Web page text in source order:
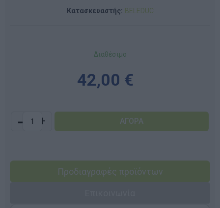
Κατασκευαστής: BELEDUC
Διαθέσιμο
42,00 €
- +
Προδιαγραφές προϊόντων